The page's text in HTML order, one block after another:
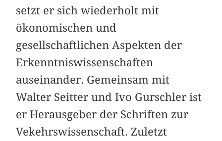
setzt er sich wiederholt mit
ökonomischen und
gesellschaftlichen Aspekten der
Erkenntniswissenschaften
auseinander. Gemeinsam mit
Walter Seitter und Ivo Gurschler ist
er Herausgeber der Schriften zur
Vekehrswissenschaft. Zuletzt